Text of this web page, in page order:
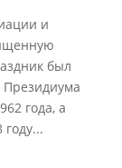
и
был
Президиума
года, а